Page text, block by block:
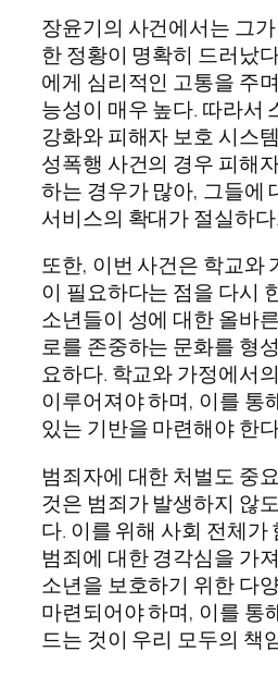
장윤기의 사건에서는 그
한 정황이 명확히 드러났
에게 심리적인 고통을 주
능성이 매우 높다. 따라서
강화와 피해자 보호 시스
성폭행 사건의 경우 피해
하는 경우가 많아, 그들에
서비스의 확대가 절실하다.
또한, 이번 사건은 학교와
이 필요하다는 점을 다시
소년들이 성에 대한 올바
로를 존중하는 문화를 형
요하다. 학교와 가정에서
이루어져야 하며, 이를 통
있는 기반을 마련해야 한
범죄자에 대한 처벌도 중
것은 범죄가 발생하지 않
다. 이를 위해 사회 전체가
범죄에 대한 경각심을 가
소년을 보호하기 위한 다
마련되어야 하며, 이를 통
드는 것이 우리 모두의 책